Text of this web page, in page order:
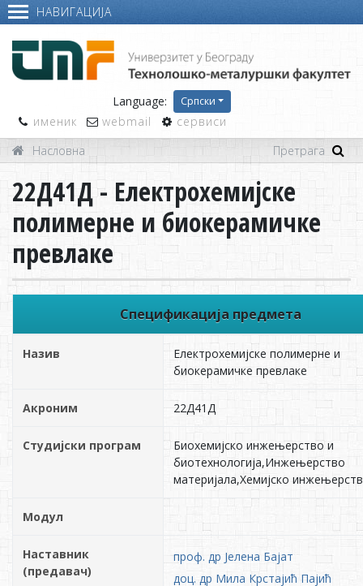
НАВИГАЦИЈА
Language: Српски
именик webmail
сервиси
Насловна
22Д41Д - Електрохемијске
полимерне и биокерамичке
превлаке
Спецификација предмета
Назив
Електрохемијске полимерне и
биокерамичке превлаке
Акроним 22Д41Д
Студијски програм
Биохемијско инжењерство и
биотехнологија,Инжењерство
материјала,Хемијско
Модул
Наставник
(предавач)
проф. др Јелена Бајат
доц. др Мила Крстајић Пајић